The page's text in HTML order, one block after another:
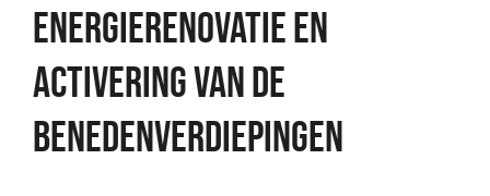
energierenovatie en
activering van de
benedenverdiepingen